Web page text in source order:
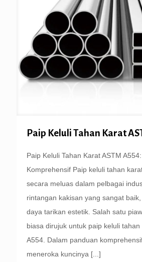
Paip Keluli Tahan Karat
Paip Keluli Tahan Karat ASTM
Komprehensif Paip keluli tahan
secara meluas dalam pelbagai
rintangan kakisan yang sangat
daya tarikan estetik. Salah satu
biasa dirujuk untuk paip keluli tahan
A554. Dalam panduan
meneroka kuncinya [...]